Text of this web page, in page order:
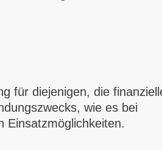
für diejenigen, die
wie es bei
Einsatzmöglichkeiten.